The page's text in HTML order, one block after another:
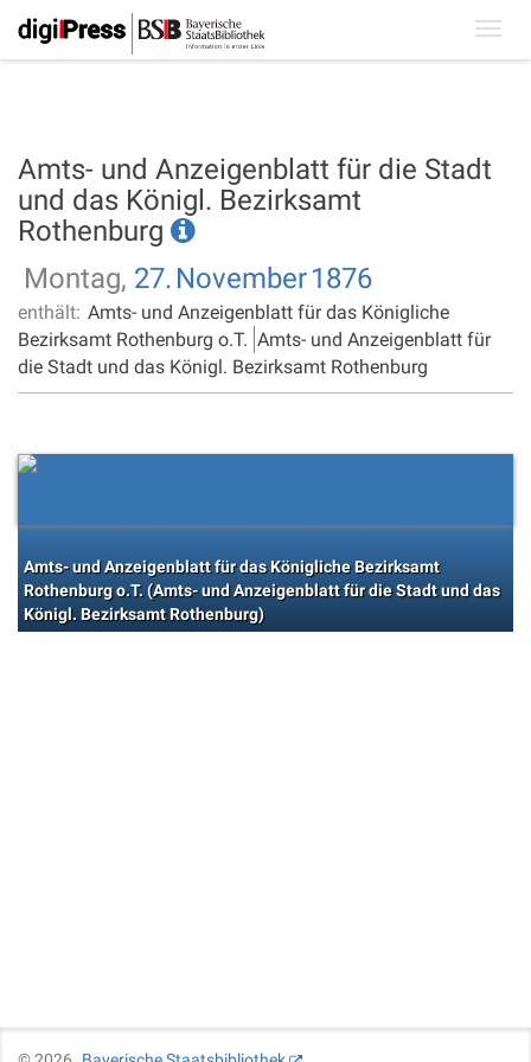
Amts- und Anzeigenblatt für die Stadt
und das Königl. Bezirksamt
Rothenburg
Montag, 27. November1876
enthält: Amts- und Anzeigenblatt für das Königliche
Bezirksamt Rothenburg o.T. Amts- und Anzeigenblatt für
die Stadt und das Königl. Bezirksamt Rothenburg
Amts- und Anzeigenblatt für das Königliche Bezirksamt
Rothenburg o.T. (Amts- und Anzeigenblatt für die Stadt und das
Königl. Bezirksamt Rothenburg)